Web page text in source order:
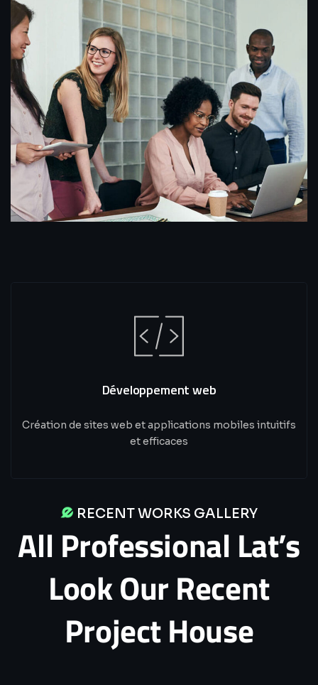
Développement web
Création de sites web et applications mobiles intuitifs
et efficaces
RECENT WORKS GALLERY
All Professional Lat’s
LookOurRecent
ProjectHouse